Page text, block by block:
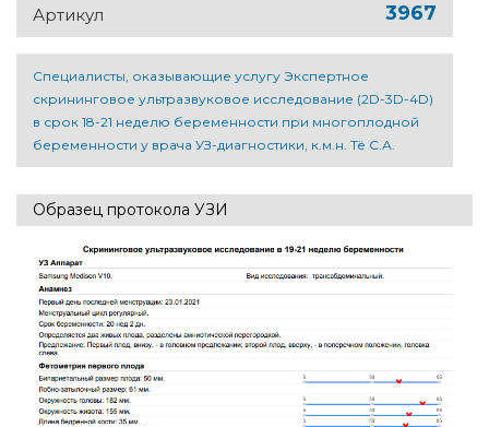
Артикул 3967
Специалисты, оказывающие услугу Экспертное
скрининговое ультразвуковое исследование (2D-3D-4D)
в срок 18-21 неделю беременности при многоплодной
беременности у врача УЗ-диагностики, к.м.н. Тё С.А.
Образец протокола УЗИ